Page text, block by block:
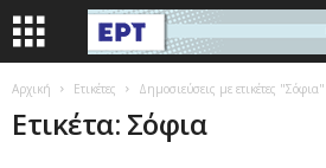
Αρχική Ετικέτες Δημοσιεύσεις με ετικέτες "Σόφια"
Ετικέτα: Σόφια